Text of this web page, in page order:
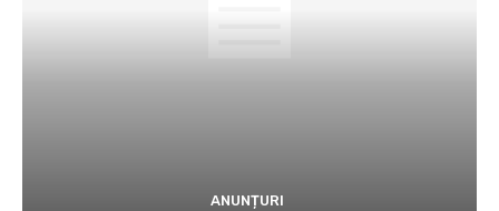
ANUNȚURI